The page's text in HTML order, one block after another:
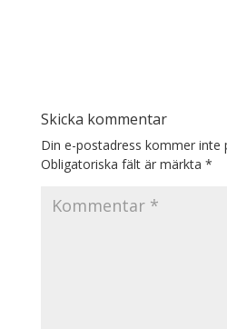
Skicka kommentar
Din e-postadress kommer inte
Obligatoriska fält är märkta *